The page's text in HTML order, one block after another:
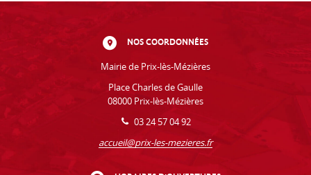
NOS COORDONNÉES
Mairie de Prix-lès-Mézières
Place Charles de Gaulle
08000 Prix-lès-Mézières
03 24 57 04 92
accueil@prix-les-mezieres.fr